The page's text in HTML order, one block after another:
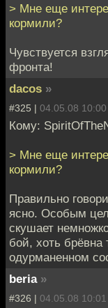
> Мне еще
кормили?
Чувствуется
фронта!
dacos »
#325 | 04.05.08 10:00
Кому:
> Мне еще
кормили?
Правильно
ясно. Особым
скушает
бой, хоть брёвна
одурманенном
beria »
#326 | 04.05.08 10:01